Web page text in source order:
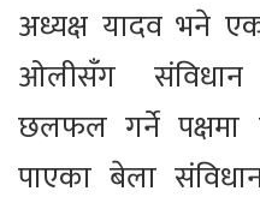
अध्यक्ष यादव भने
ओलीसँग संविधान
छलफल गर्ने पक्षमा
पाएका बेला